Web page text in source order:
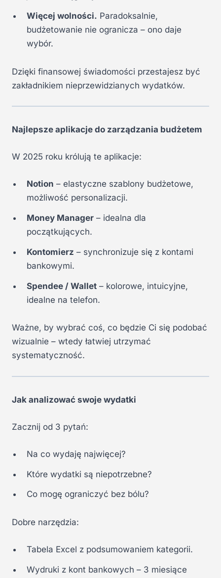
Więcej wolności. Paradoksalnie,
budżetowanie nie ogranicza – ono daje
wybór.
Dzięki finansowej świadomości przestajesz być
zakładnikiem nieprzewidzianych wydatków.
Najlepsze aplikacje do zarządzania budżetem
W 2025 roku królują te aplikacje:
Notion – elastyczne szablony budżetowe,
możliwość personalizacji.
Money Manager – idealna dla
początkujących.
Kontomierz – synchronizuje się z kontami
bankowymi.
Spendee / Wallet – kolorowe, intuicyjne,
idealne na telefon.
Ważne, by wybrać coś, co będzie Ci się podobać
wizualnie – wtedy łatwiej utrzymać
systematyczność.
Jak analizować swoje wydatki
Zacznij od 3 pytań:
Na co wydaję najwięcej?
Które wydatki są niepotrzebne?
Co mogę ograniczyć bez bólu?
Dobre narzędzia:
Tabela Excel z podsumowaniem kategorii.
Wydruki z kont bankowych – 3 miesiące